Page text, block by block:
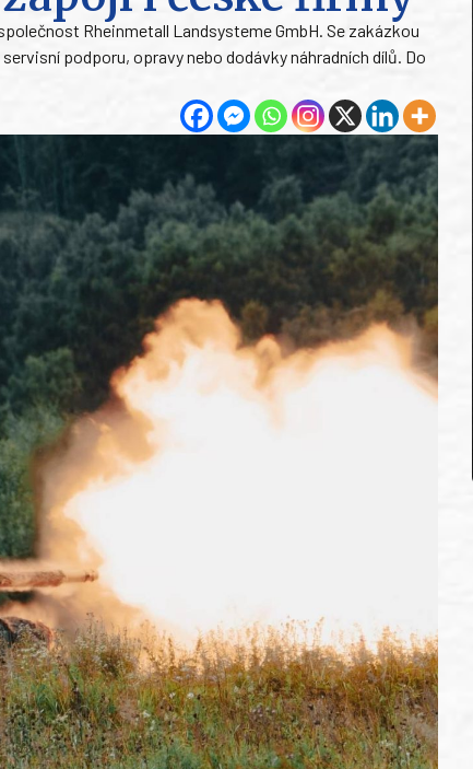
Rheinmetall Landsysteme GmbH. Se zakázkou
podporu, opravy nebo dodávky náhradních dílů. Do